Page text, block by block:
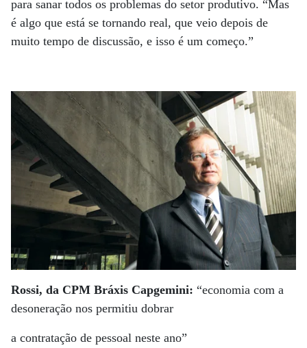
para sanar todos os problemas do setor produtivo. “Mas
é algo que está se tornando real, que veio depois de
muito tempo de discussão, e isso é um começo.”
Rossi, da CPM Bráxis Capgemini: “economia com a
desoneração nos permitiu dobrar
a contratação de pessoal neste ano”